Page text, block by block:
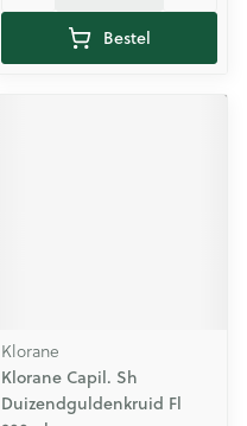
Bestel
Klorane
Klorane Capil. Sh
Duizendguldenkruid Fl